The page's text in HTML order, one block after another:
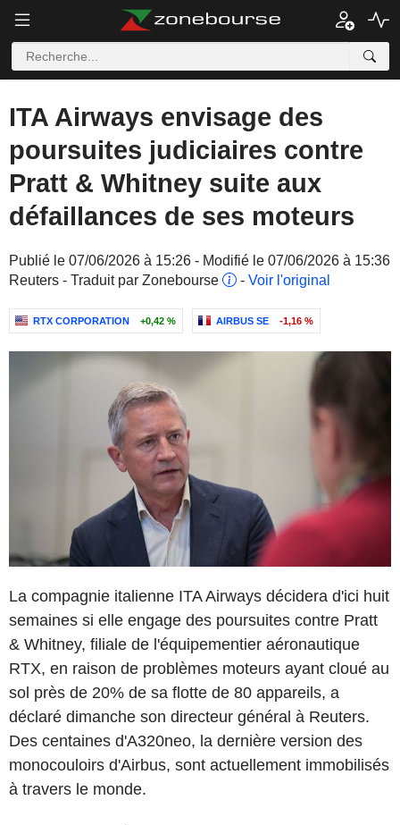
ITA Airways envisage des
poursuites judiciaires contre
Pratt & Whitney suite aux
défaillances de ses moteurs
Publié le 07/06/2026 à 15:26 - Modifié le 07/06/2026 à 15:36
Reuters - Traduit par Zonebourse
- Voir l'original
RTX CORPORATION +0,42 % AIRBUS SE -1,16 %
La compagnie italienne ITA Airways décidera d'ici huit
semaines si elle engage des poursuites contre Pratt
& Whitney, filiale de l'équipementier aéronautique
RTX, en raison de problèmes moteurs ayant cloué au
sol près de 20% de sa flotte de 80 appareils, a
déclaré dimanche son directeur général à Reuters.
Des centaines d'A320neo, la dernière version des
monocouloirs d'Airbus, sont actuellement immobilisés
à travers le monde.